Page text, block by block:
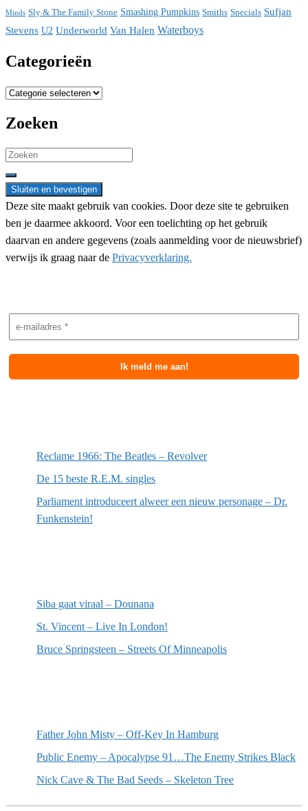
Minds Sly & The Family Stone Smashing Pumpkins Smiths Specials Sufjan
Stevens U2 Underworld Van Halen Waterboys
Categorieën
Categorieën
Zoeken
Search
for:
Deze site maakt gebruik van cookies. Door deze site te gebruiken
ben je daarmee akkoord. Voor een toelichting op het gebruik
daarvan en andere gegevens (zoals aanmelding voor de nieuwsbrief)
verwijs ik graag naar de Privacyverklaring.
Reclame 1966: The Beatles – Revolver
De 15 beste R.E.M. singles
Parliament introduceert alweer een nieuw personage – Dr.
Funkenstein!
Siba gaat viraal – Dounana
St. Vincent – Live In London!
Bruce Springsteen – Streets Of Minneapolis
Father John Misty – Off-​Key In Hamburg
Public Enemy – Apocalypse 91…The Enemy Strikes Black
Nick Cave & The Bad Seeds – Skeleton Tree